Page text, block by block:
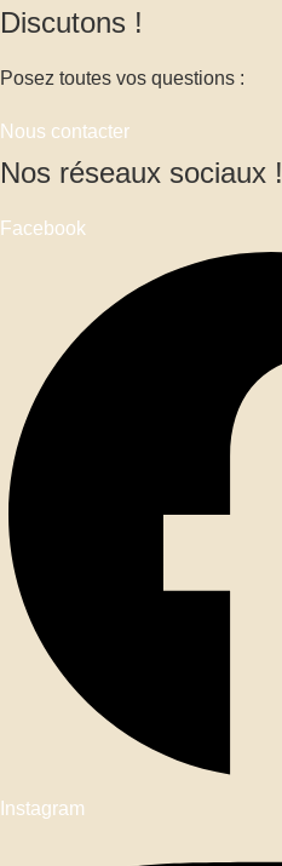
Discutons !
Posez toutes vos questions :
Nous contacter
Nos réseaux sociaux !
Facebook
Instagram